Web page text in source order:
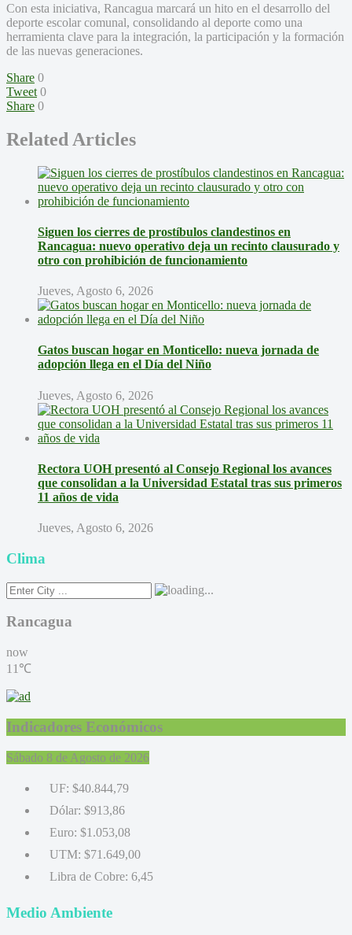
Con esta iniciativa, Rancagua marcará un hito en el desarrollo del
deporte escolar comunal, consolidando al deporte como una
herramienta clave para la integración, la participación y la formación
de las nuevas generaciones.
Share 0
Tweet 0
Share 0
Related Articles
Siguen los cierres de prostíbulos clandestinos en
Rancagua: nuevo operativo deja un recinto clausurado y
otro con prohibición de funcionamiento
Jueves, Agosto 6, 2026
Gatos buscan hogar en Monticello: nueva jornada de
adopción llega en el Día del Niño
Jueves, Agosto 6, 2026
Rectora UOH presentó al Consejo Regional los avances
que consolidan a la Universidad Estatal tras sus primeros
11 años de vida
Jueves, Agosto 6, 2026
Clima
Rancagua
now
11℃
Indicadores Económicos
Sábado 8 de Agosto de 2026
UF: $40.844,79
Dólar: $913,86
Euro: $1.053,08
UTM: $71.649,00
Libra de Cobre: 6,45
Medio Ambiente